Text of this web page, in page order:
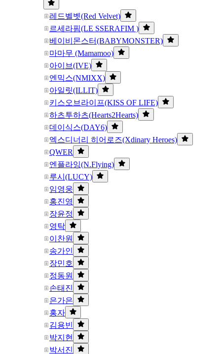
레드벨벳(Red Velvet)
르세라핌(LE SSERAFIM )
베이비몬스터(BABYMONSTER)
마마무 (Mamamoo)
아이브(IVE)
엔믹스(NMIXX)
아일릿(ILLIT)
키스오브라이프(KISS OF LIFE)
하츠투하츠(Hearts2Hearts)
데이식스(DAY6)
엑스디너리 히어로즈(Xdinary Heroes)
QWER
엔플라잉(N.Flying)
루시(LUCY)
임영웅
홍진영
장윤정
영탁
이찬원
송가인
장민호
정동원
손태진
은가은
홍자
김용빈
박지현
박서진